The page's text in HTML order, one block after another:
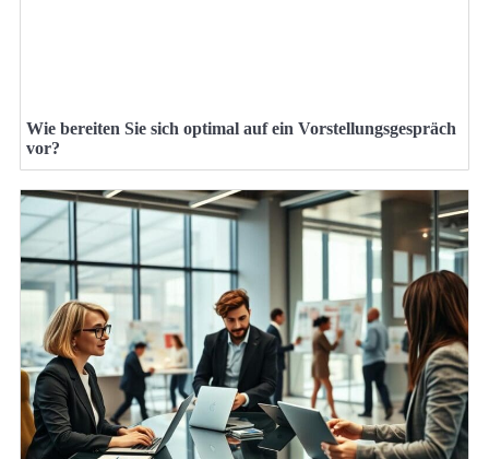
Wie bereiten Sie sich optimal auf ein Vorstellungsgespräch
vor?